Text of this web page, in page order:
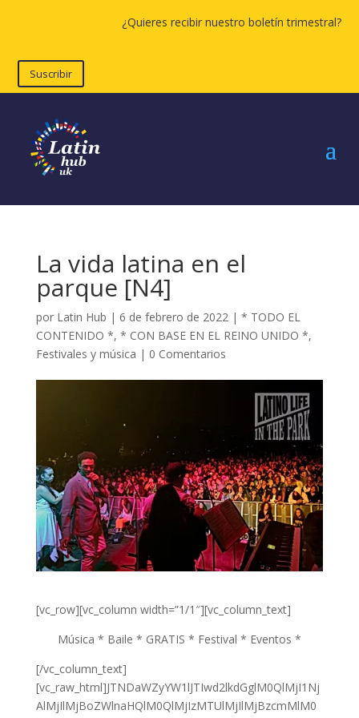
¿Quieres recibir nuestro boletín trimestral?
Suscribir
La vida latina en el
parque [N4]
por Latin Hub | 6 de febrero de 2022 | * TODO EL
CONTENIDO *, * CON BASE EN EL REINO UNIDO *,
Festivales y música | 0 Comentarios
[vc_row][vc_column width=”1/1″][vc_column_text]
Música * Baile * GRATIS * Festival * Eventos *
[/vc_column_text]
[vc_raw_html]JTNDaWZyYW1lJTIwd2lkdGglM0QlMjI1Nj
AlMjIlMjBoZWlnaHQlM0QlMjIzMTUlMjIlMjBzcmMlM0